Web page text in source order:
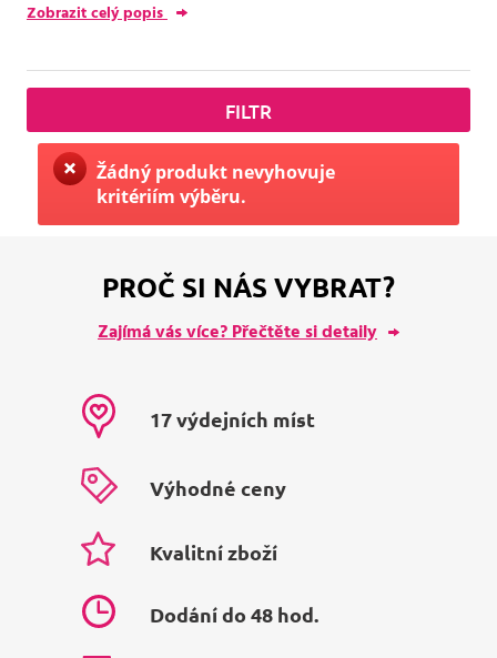
Zobrazit celý popis
FILTR
Žádný produkt nevyhovuje
kritériím výběru.
PROČ SI NÁS VYBRAT?
Zajímá vás více? Přečtěte si detaily
17 výdejních míst
Výhodné ceny
Kvalitní zboží
Dodání do 48 hod.